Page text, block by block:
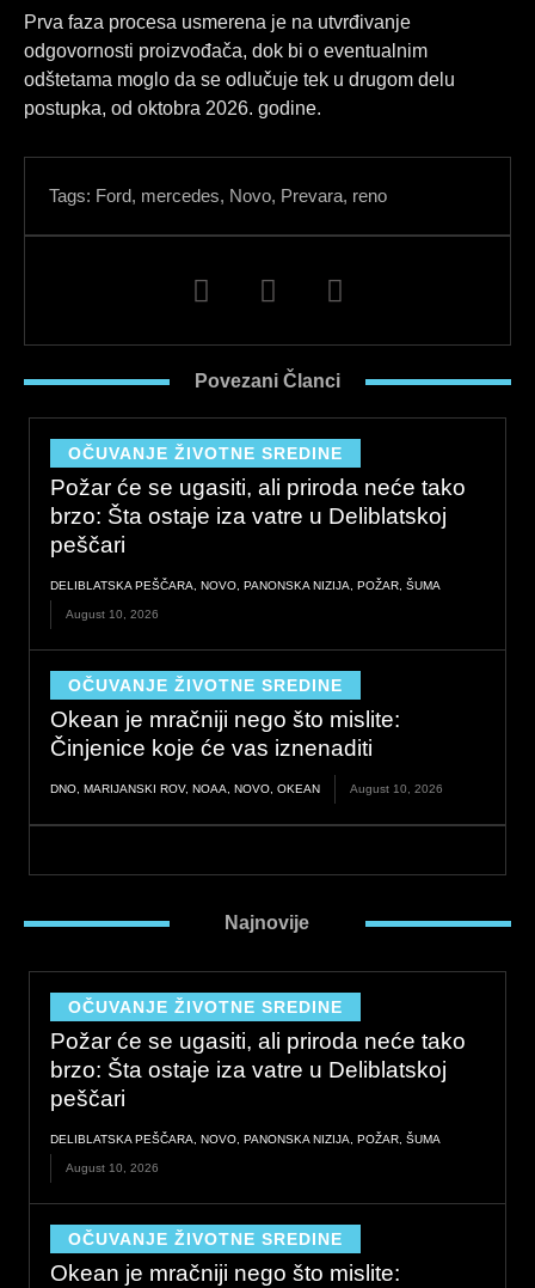
Prva faza procesa usmerena je na utvrđivanje
odgovornosti proizvođača, dok bi o eventualnim
odštetama moglo da se odlučuje tek u drugom delu
postupka, od oktobra 2026. godine.
Tags: Ford, mercedes, Novo, Prevara, reno
F
a
e
b
o
o
k
L
i
k
e
d
i
n
I
n
t
a
g
r
a
m
Povezani Članci
OČUVANJE ŽIVOTNE SREDINE
Požar će se ugasiti, ali priroda neće tako
brzo: Šta ostaje iza vatre u Deliblatskoj
peščari
DELIBLATSKA PEŠČARA NOVO PANONSKA NIZIJA POŽAR ŠUMA
August 10, 2026
OČUVANJE ŽIVOTNE SREDINE
Okean je mračniji nego što mislite:
Činjenice koje će vas iznenaditi
DNO MARIJANSKI ROV, NOAA NOVO OKEAN August 10, 2026
Najnovije
OČUVANJE ŽIVOTNE SREDINE
Požar će se ugasiti, ali priroda neće tako
brzo: Šta ostaje iza vatre u Deliblatskoj
peščari
DELIBLATSKA PEŠČARA NOVO PANONSKA NIZIJA POŽAR ŠUMA
August 10, 2026
OČUVANJE ŽIVOTNE SREDINE
Okean je mračniji nego što mislite: